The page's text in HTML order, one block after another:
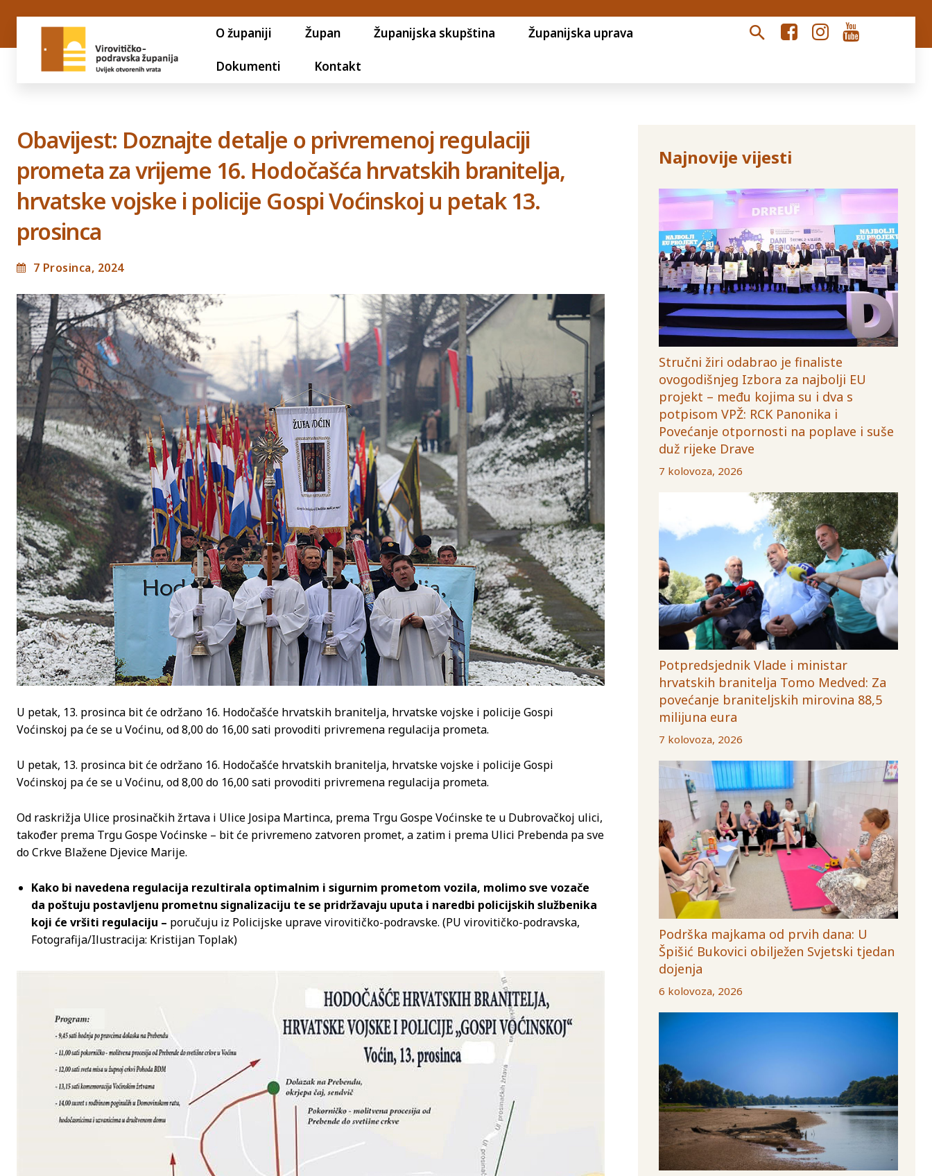
O županiji Župan Županijska skupština Županijska uprava
Dokumenti Kontakt
Obavijest: Doznajte detalje o privremenoj regulaciji
prometa za vrijeme 16. Hodočašća hrvatskih branitelja,
hrvatske vojske i policije Gospi Voćinskoj u petak 13.
prosinca
7 Prosinca, 2024
U petak, 13. prosinca bit će održano 16. Hodočašće hrvatskih branitelja, hrvatske vojske i policije Gospi
Voćinskoj pa će se u Voćinu, od 8,00 do 16,00 sati provoditi privremena regulacija prometa.
U petak, 13. prosinca bit će održano 16. Hodočašće hrvatskih branitelja, hrvatske vojske i policije Gospi
Voćinskoj pa će se u Voćinu, od 8,00 do 16,00 sati provoditi privremena regulacija prometa.
Od raskrižja Ulice prosinačkih žrtava i Ulice Josipa Martinca, prema Trgu Gospe Voćinske te u Dubrovačkoj ulici,
također prema Trgu Gospe Voćinske – bit će privremeno zatvoren promet, a zatim i prema Ulici Prebenda pa sve
do Crkve Blažene Djevice Marije.
Kako bi navedena regulacija rezultirala optimalnim i sigurnim prometom vozila, molimo sve vozače
da poštuju postavljenu prometnu signalizaciju te se pridržavaju uputa i naredbi policijskih službenika
koji će vršiti regulaciju – poručuju iz Policijske uprave virovitičko-podravske. (PU virovitičko-podravska,
Fotografija/Ilustracija: Kristijan Toplak)
Najnovije vijesti
Stručni žiri odabrao je finaliste
ovogodišnjeg Izbora za najbolji EU
projekt – među kojima su i dva s
potpisom VPŽ: RCK Panonika i
Povećanje otpornosti na poplave i suše
duž rijeke Drave
7 kolovoza, 2026
Potpredsjednik Vlade i ministar
hrvatskih branitelja Tomo Medved: Za
povećanje braniteljskih mirovina 88,5
milijuna eura
7 kolovoza, 2026
Podrška majkama od prvih dana: U
Špišić Bukovici obilježen Svjetski tjedan
dojenja
6 kolovoza, 2026